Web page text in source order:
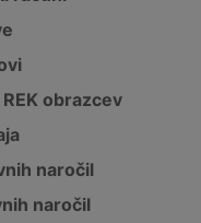
obrazcev
naročil
naročil